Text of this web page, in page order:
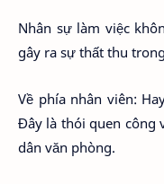
Nhân sự làm việc
gây ra sự thất thu
Về phía nhân viên:
Đây là thói quen công
dân văn phòng.